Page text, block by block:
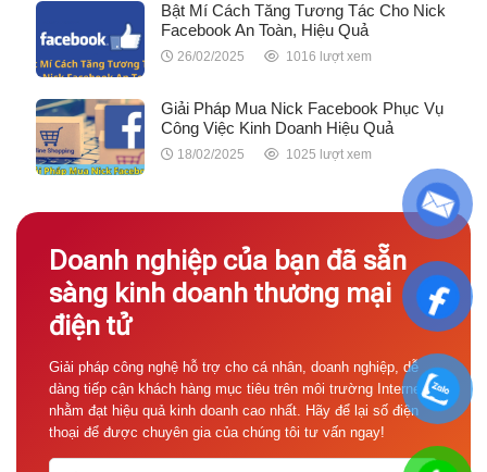
Bật Mí Cách Tăng Tương Tác Cho Nick
Facebook An Toàn, Hiệu Quả
26/02/2025 1016 lượt xem
Giải Pháp Mua Nick Facebook Phục Vụ
Công Việc Kinh Doanh Hiệu Quả
18/02/2025 1025 lượt xem
Doanh nghiệp của bạn đã sẵn
sàng kinh doanh thương mại
điện tử
Giải pháp công nghệ hỗ trợ cho cá nhân, doanh nghiệp, dễ
dàng tiếp cận khách hàng mục tiêu trên môi trường Internet
nhằm đạt hiệu quả kinh doanh cao nhất. Hãy để lại số điện
thoại để được chuyên gia của chúng tôi tư vấn ngay!